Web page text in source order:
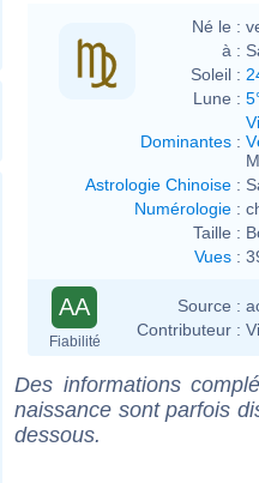
Né le :
à :
Soleil :
Lune :
Dominantes :
Astrologie Chinoise :
Numérologie :
Taille :
Vues :
AA
Fiabilité
Source :
Contributeur :
Des informations
naissance sont parfois
dessous.